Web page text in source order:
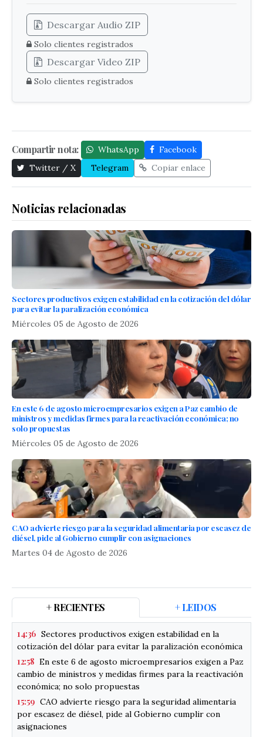
Descargar Audio ZIP
Solo clientes registrados
Descargar Video ZIP
Solo clientes registrados
Compartir nota: WhatsApp
Facebook
Twitter / X
Telegram Copiar enlace
Noticias relacionadas
Sectores productivos exigen estabilidad en la cotización del dólar
para evitar la paralización económica
Miércoles 05 de Agosto de 2026
En este 6 de agosto microempresarios exigen a Paz cambio de
ministros y medidas firmes para la reactivación económica; no
solo propuestas
Miércoles 05 de Agosto de 2026
CAO advierte riesgo para la seguridad alimentaria por escasez de
diésel, pide al Gobierno cumplir con asignaciones
Martes 04 de Agosto de 2026
+ RECIENTES + LEIDOS
14:36 Sectores productivos exigen estabilidad en la
cotización del dólar para evitar la paralización económica
12:58 En este 6 de agosto microempresarios exigen a Paz
cambio de ministros y medidas firmes para la reactivación
económica; no solo propuestas
15:59 CAO advierte riesgo para la seguridad alimentaria
por escasez de diésel, pide al Gobierno cumplir con
asignaciones